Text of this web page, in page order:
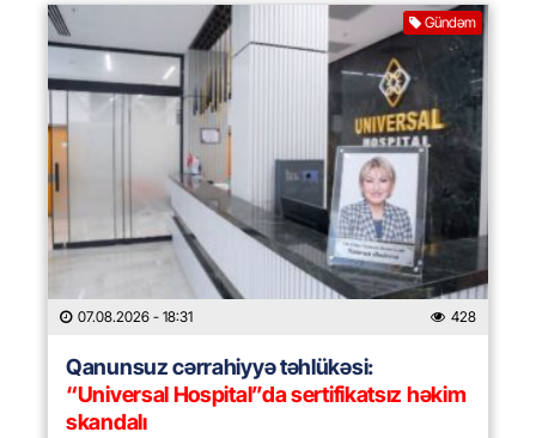
Gündəm
07.08.2026 - 18:31 428
Qanunsuz cərrahiyyə təhlükəsi:
“Universal Hospital”da sertifikatsız həkim
skandalı